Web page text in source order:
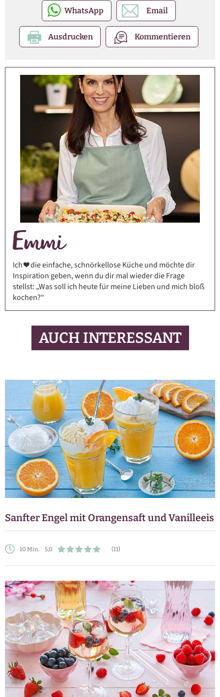
WhatsApp Email
Ausdrucken Kommentieren
Ich ❤️ die einfache, schnörkellose Küche und möchte dir
Inspiration geben, wenn du dir mal wieder die Frage
stellst: „Was soll ich heute für meine Lieben und mich bloß
kochen?“
AUCH INTERESSANT
Sanfter Engel mit Orangensaft und Vanilleeis
10 Min. 5,0 (11)